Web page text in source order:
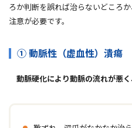
ろか判断を誤れば治らないどころ
注意が必要です。
① 動脈性（虚血性）潰瘍
動脈硬化により動脈の流れが悪